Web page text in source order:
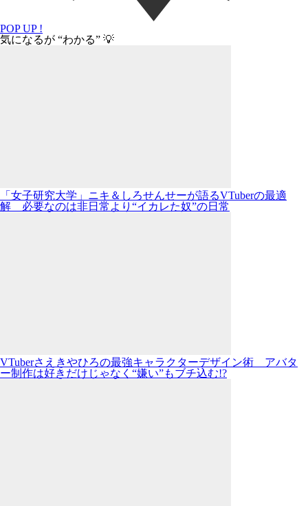
POP UP !
気になるが “わかる” 💡
「女子研究大学」ニキ＆しろせんせーが語るVTuberの最適
解 必要なのは非日常より“イカレた奴”の日常
VTuberさえきやひろの最強キャラクターデザイン術 アバタ
ー制作は好きだけじゃなく“嫌い”もブチ込む!?